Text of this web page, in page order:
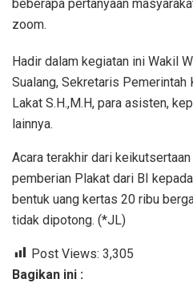
beberapa pertanyaan
zoom.
Hadir dalam kegiatan ini Wakil
Sualang, Sekretaris Pemerintah
Lakat S.H.,M.H, para asisten,
lainnya.
Acara terakhir dari
pemberian Plakat dari BI
bentuk uang kertas 20 ribu
tidak dipotong. (*JL)
Post Views: 3,305
Bagikan ini :